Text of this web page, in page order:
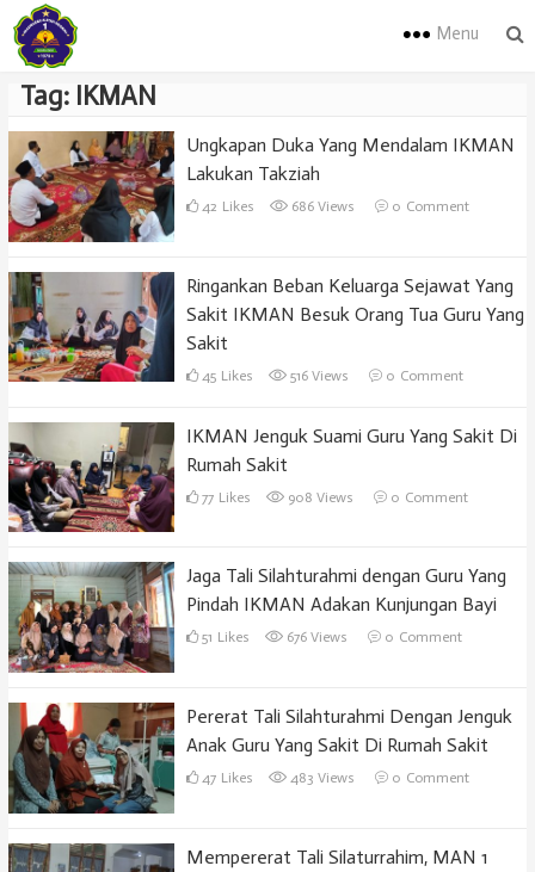
Menu
Tag: IKMAN
Ungkapan Duka Yang Mendalam IKMAN
Lakukan Takziah
42 Likes 686 Views 0 Comment
Ringankan Beban Keluarga Sejawat Yang
Sakit IKMAN Besuk Orang Tua Guru Yang
Sakit
45 Likes 516 Views 0 Comment
IKMAN Jenguk Suami Guru Yang Sakit Di
Rumah Sakit
77 Likes 908 Views 0 Comment
Jaga Tali Silahturahmi dengan Guru Yang
Pindah IKMAN Adakan Kunjungan Bayi
51 Likes 676 Views 0 Comment
Pererat Tali Silahturahmi Dengan Jenguk
Anak Guru Yang Sakit Di Rumah Sakit
47 Likes 483 Views 0 Comment
Mempererat Tali Silaturrahim, MAN 1